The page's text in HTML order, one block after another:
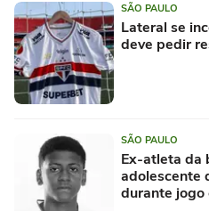
SÃO PAULO
Lateral se
deve pedir
SÃO PAULO
Ex-atleta da
adolescente
durante jogo